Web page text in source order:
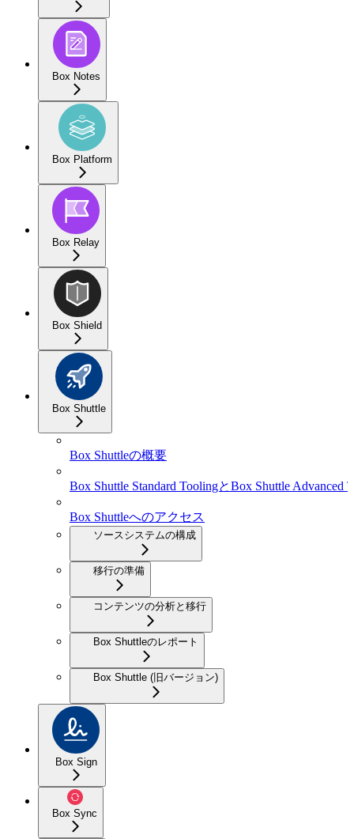
Box Notes
Box Platform
Box Relay
Box Shield
Box Shuttle
Box Shuttleの概要
Box Shuttle Standard ToolingとBox Shuttle Advanced
Box Shuttleへのアクセス
ソースシステムの構成
移行の準備
コンテンツの分析と移行
Box Shuttleのレポート
Box Shuttle (旧バージョン)
Box Sign
Box Sync